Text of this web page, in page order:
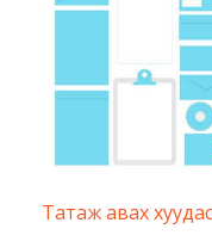
Татаж авах